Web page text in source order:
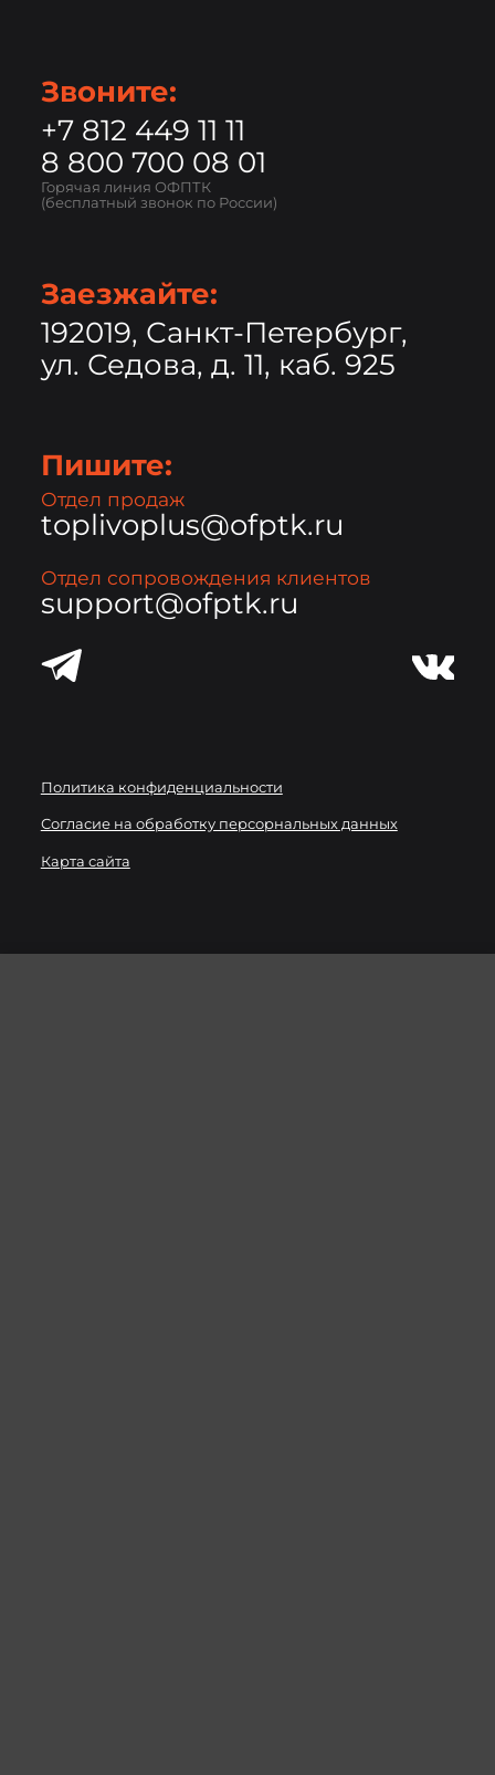
Звоните:
+7 812 449 11 11
8 800 700 08 01
Горячая линия ОФПТК
(бесплатный звонок по России)
Заезжайте:
192019, Санкт-Петербург,
ул. Седова, д. 11, каб. 925
Пишите:
Отдел продаж
toplivoplus@ofptk.ru
Отдел сопровождения клиентов
support@ofptk.ru
Политика конфиденциальности
Согласие на обработку персорнальных данных
Карта сайта